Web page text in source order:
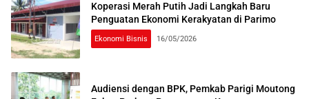
Koperasi Merah Putih Jadi Langkah Baru
Penguatan Ekonomi Kerakyatan di Parimo
Ekonomi Bisnis 16/05/2026
Audiensi dengan BPK, Pemkab Parigi Moutong